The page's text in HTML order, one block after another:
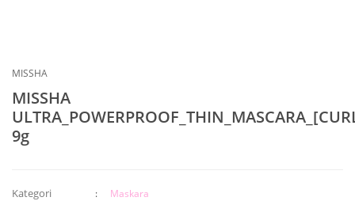
MISSHA
MISSHA
9g
Kategori Maskara